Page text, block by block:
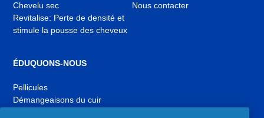
Chevelu sec
Revitalise: Perte de densité et
stimule la pousse des cheveux
ÉDUQUONS-NOUS
Pellicules
Démangeaisons du cuir
Nous contacter